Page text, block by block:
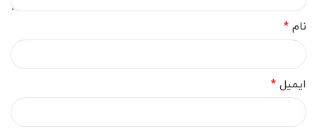
نام *
ایمیل *